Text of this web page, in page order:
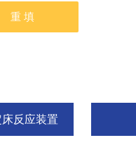
反应装置